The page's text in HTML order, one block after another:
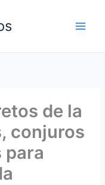
de la
conjuros
para